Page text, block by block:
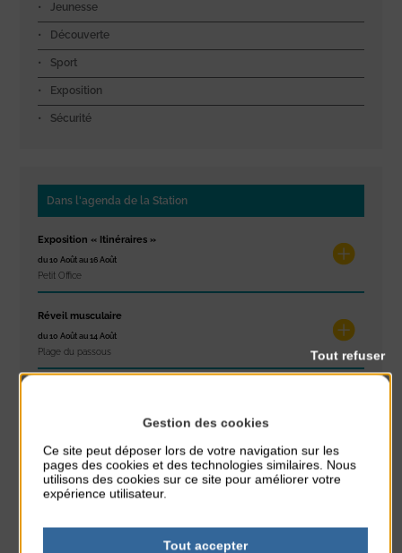
Jeunesse
Découverte
Sport
Exposition
Sécurité
Dans l'agenda de la Station
Exposition « Itinéraires »
du 10 Août au 16 Août
Petit Office
Réveil musculaire
du 10 Août au 14 Août
Plage du passous
Tournoi d’échecs
du 10 Août au 10 Août
Résidence Challe
Gestion des cookies
Ce site peut déposer lors de votre navigation sur les
pages des cookies et des technologies similaires. Nous
utilisons des cookies sur ce site pour améliorer votre
expérience utilisateur.
Tout accepter
Tout refuser